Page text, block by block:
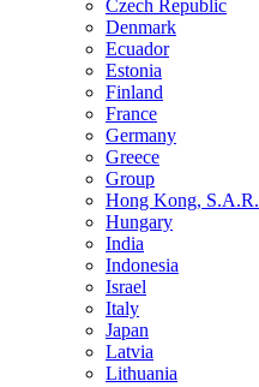
Czech Republic
Denmark
Ecuador
Estonia
Finland
France
Germany
Greece
Group
Hong Kong, S.A.R.
Hungary
India
Indonesia
Israel
Italy
Japan
Latvia
Lithuania